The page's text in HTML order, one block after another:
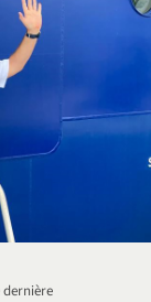
dernière